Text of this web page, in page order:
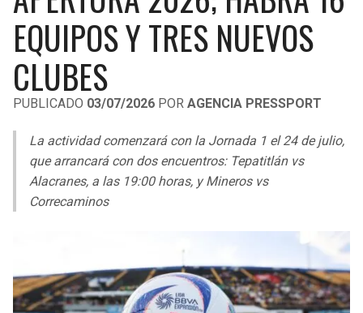
LIGA DE EXPANSIÓN MX
LEAGUES CUP
UEFA EUROPA LEAGUE
UEFA CONFERENCE LEAGUE
MLS
COPA SUDAMERICANA
RAIDERS
CHARGERS
BENGALS
BROWNS
TEXANS
CAVALIERS
PISTONS
BUCKS
HAWKS
HEAT
EQUIPOS Y TRES NUEVOS
CLUBES
PUBLICADO 03/07/2026 POR AGENCIA PRESSPORT
La actividad comenzará con la Jornada 1 el 24 de julio,
que arrancará con dos encuentros: Tepatitlán vs
Alacranes, a las 19:00 horas, y Mineros vs
Correcaminos